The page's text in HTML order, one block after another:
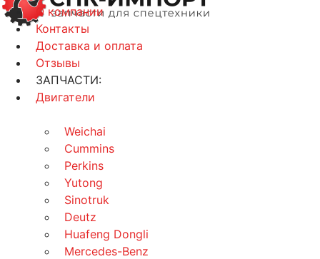
О компании
Контакты
Доставка и оплата
Отзывы
ЗАПЧАСТИ:
Двигатели
Weichai
Cummins
Perkins
Yutong
Sinotruk
Deutz
Huafeng Dongli
Mercedes-Benz